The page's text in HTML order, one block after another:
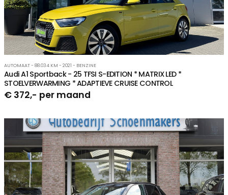
AUTOMAAT - 88.034 KM - 2021 - BENZINE
Audi A1 Sportback - 25 TFSI S-EDITION * MATRIX LED *
STOELVERWARMING * ADAPTIEVE CRUISE CONTROL
€ 372,- per maand